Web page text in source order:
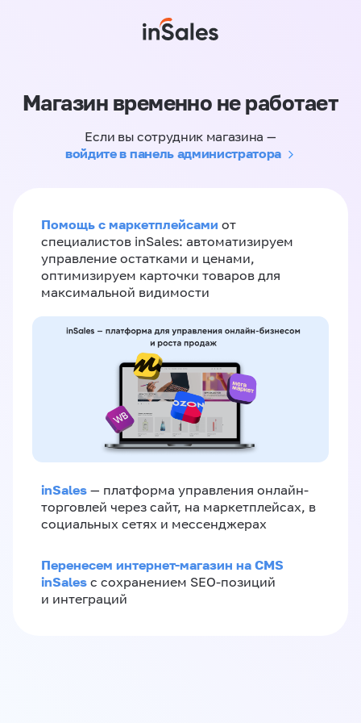
Магазин временно не работает
Если вы сотрудник магазина —
войдите в панель администратора
Помощь с маркетплейсами от
специалистов inSales: автоматизируем
управление остатками и ценами,
оптимизируем карточки товаров для
максимальной видимости
inSales — платформа управления онлайн-
торговлей через сайт, на маркетплейсах, в
социальных сетях и мессенджерах
Перенесем интернет-магазин на CMS
inSales с сохранением SEO-позиций
и интеграций